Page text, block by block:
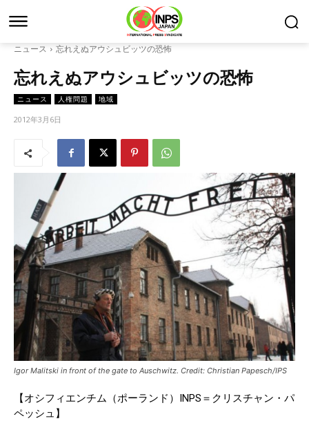
ニュース 忘れえぬアウシュビッツの恐怖
忘れえぬアウシュビッツの恐怖
ニュース 人権問題 地域
2012年3月6日
Igor Malitski in front of the gate to Auschwitz. Credit: Christian Papesch/IPS
【オシフィエンチム（ポーランド）INPS＝クリスチャン・パ
ペッシュ】